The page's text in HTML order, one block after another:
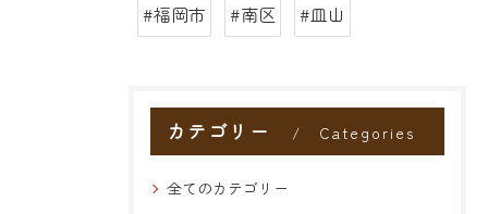
#福岡市
#南区 #皿山
カテゴリー Categories
全てのカテゴリー